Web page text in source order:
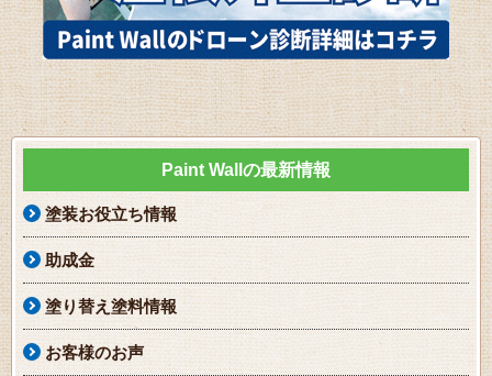
Paint Wallの最新情報
塗装お役立ち情報
助成金
塗り替え塗料情報
お客様のお声